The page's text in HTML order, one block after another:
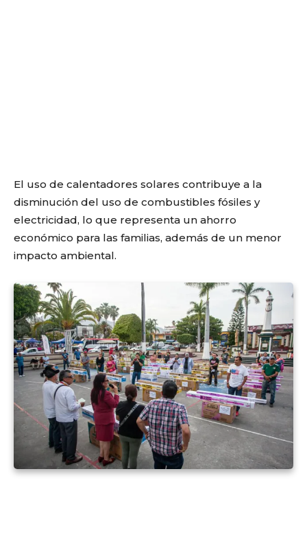
El uso de calentadores solares contribuye a la
disminución del uso de combustibles fósiles y
electricidad, lo que representa un ahorro
económico para las familias, además de un menor
impacto ambiental.